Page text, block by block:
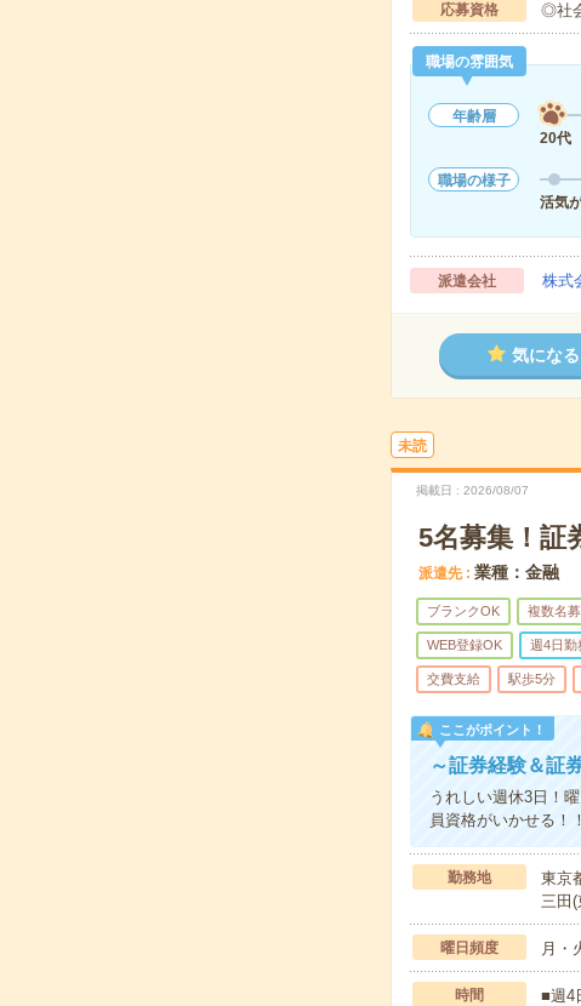
応募資格 ◎社
職場の雰囲気
年齢層
20代
職場の様子
活気
派遣会社 株式
気になる
未読
掲載日 2026/08/07
5名募集！証
派遣先 業種：金融
ブランクOK 複数名
WEB登録OK 週4日勤
交費支給 駅歩5分
ここがポイント！
～証券経験＆証
うれしい週休3日！
員資格がいかせる！
勤務地
東京
三田(
曜日頻度 月・
時間
■週4